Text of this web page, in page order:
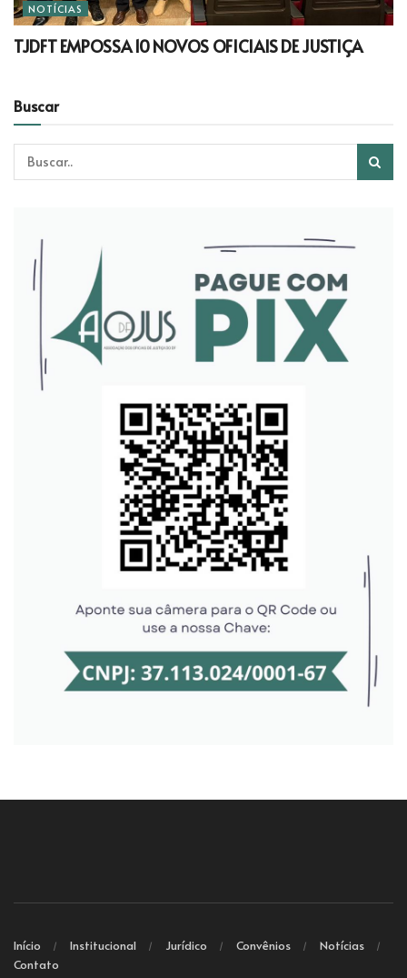
NOTÍCIAS
TJDFT EMPOSSA 10 NOVOS OFICIAIS DE JUSTIÇA
Buscar
Início Institucional Jurídico Convênios
Notícias
Contato